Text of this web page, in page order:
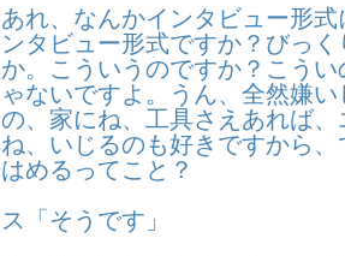
あれ、なんかインタビュー形
ンタビュー形式ですか？びっ
か。こういうのですか？こう
ゃないですよ。うん、全然嫌
の、家にね、工具さえあれば
ね、いじるのも好きですから
はめるってこと？
ス「そうです」